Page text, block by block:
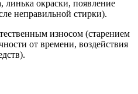
линька окраски, появление
неправильной стирки).
износом (старением
от времени, воздействия